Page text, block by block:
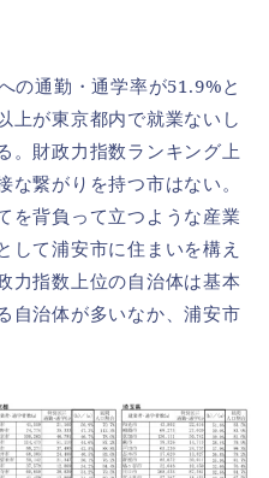
の通勤・通学率が51.9%と
上が東京都内で就業ないし
。財政力指数ランキング上
繋がりを持つ市はない。
を背負って立つような産業
して浦安市に住まいを構え
力指数上位の自治体は基本
自治体が多いなか、浦安市